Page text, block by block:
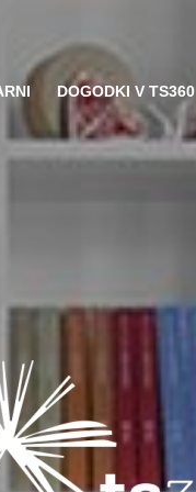
DOGODKI V TS360